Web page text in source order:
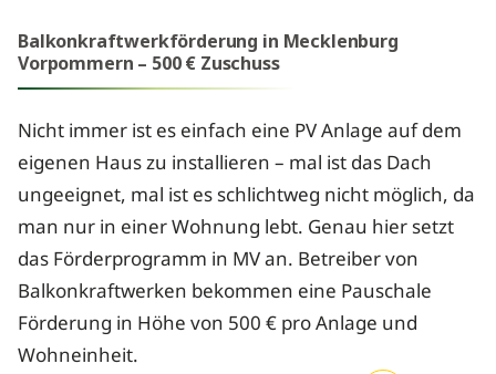
Balkonkraftwerkförderung in Mecklenburg
Vorpommern – 500 € Zuschuss
Nicht immer ist es einfach eine PV Anlage auf dem
eigenen Haus zu installieren – mal ist das Dach
ungeeignet, mal ist es schlichtweg nicht möglich, da
man nur in einer Wohnung lebt. Genau hier setzt
das Förderprogramm in MV an. Betreiber von
Balkonkraftwerken bekommen eine Pauschale
Förderung in Höhe von 500 € pro Anlage und
Wohneinheit.